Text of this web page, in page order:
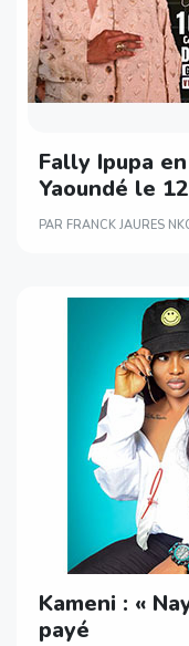
Fally Ipupa
Yaoundé le
PAR FRANCK JAURES
Kameni : «
payé